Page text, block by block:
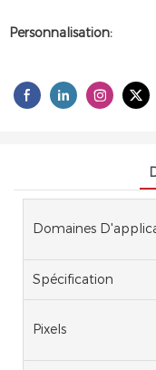
Personnalisation:
Domaines
Spécification
Pixels